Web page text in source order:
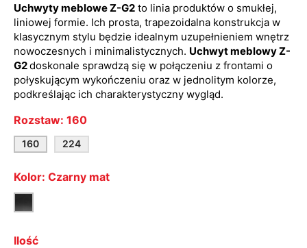
Uchwyty meblowe Z-G2 to linia produktów o smukłej,
liniowej formie. Ich prosta, trapezoidalna konstrukcja w
klasycznym stylu będzie idealnym uzupełnieniem wnętrz
nowoczesnych i minimalistycznych. Uchwyt meblowy Z-
G2doskonale sprawdzą się w połączeniu z frontami o
połyskującym wykończeniu oraz w jednolitym kolorze,
podkreślając ich charakterystyczny wygląd.
Rozstaw: 160
160 224
Kolor: Czarny mat
Czarny
mat
Ilość